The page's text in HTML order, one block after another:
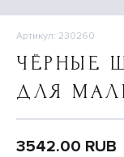
Артикул: 230260
ЧЁРНЫЕ
ДЛЯ
3542.00 RUB